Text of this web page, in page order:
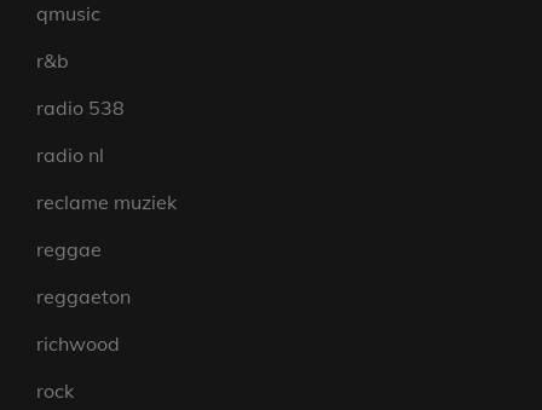
qmusic
r&b
radio 538
radio nl
reclame muziek
reggae
reggaeton
richwood
rock